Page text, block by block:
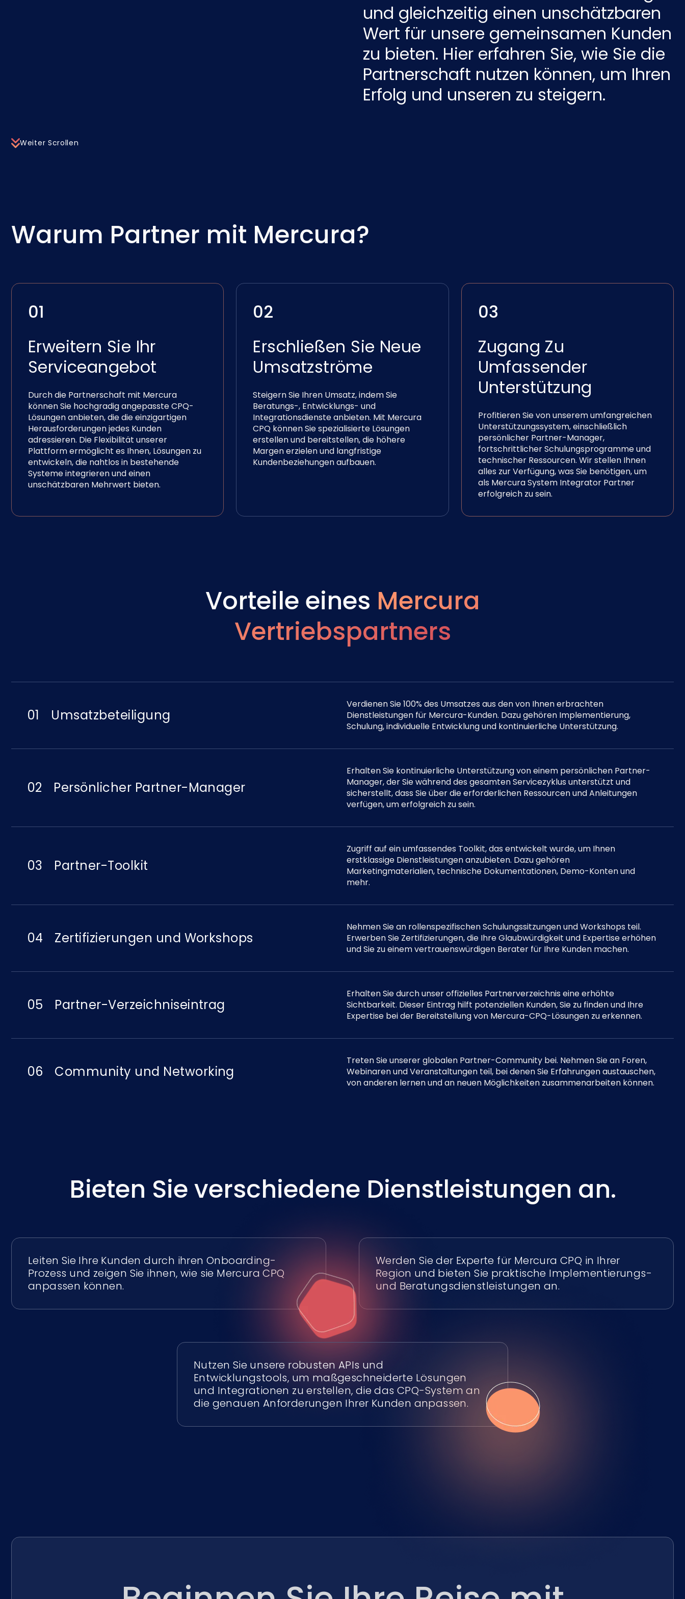
Nederlands
NL
und gleichzeitig einen unschätzbaren
Wert für unsere gemeinsamen Kunden
zu bieten. Hier erfahren Sie, wie Sie die
Partnerschaft nutzen können, um Ihren
Erfolg und unseren zu steigern.
Weiter Scrollen
Warum Partner mit Mercura?
01
Erweitern Sie Ihr
Serviceangebot
Durch die Partnerschaft mit Mercura
können Sie hochgradig angepasste CPQ-
Lösungen anbieten, die die einzigartigen
Herausforderungen jedes Kunden
adressieren. Die Flexibilität unserer
Plattform ermöglicht es Ihnen, Lösungen zu
entwickeln, die nahtlos in bestehende
Systeme integrieren und einen
unschätzbaren Mehrwert bieten.
02
Erschließen Sie Neue
Umsatzströme
Steigern Sie Ihren Umsatz, indem Sie
Beratungs-, Entwicklungs- und
Integrationsdienste anbieten. Mit Mercura
CPQ können Sie spezialisierte Lösungen
erstellen und bereitstellen, die höhere
Margen erzielen und langfristige
Kundenbeziehungen aufbauen.
03
Zugang Zu
Umfassender
Unterstützung
Profitieren Sie von unserem umfangreichen
Unterstützungssystem, einschließlich
persönlicher Partner-Manager,
fortschrittlicher Schulungsprogramme und
technischer Ressourcen. Wir stellen Ihnen
alles zur Verfügung, was Sie benötigen, um
als Mercura System Integrator Partner
erfolgreich zu sein.
Vorteile eines Mercura
Vertriebspartners
01 Umsatzbeteiligung
Verdienen Sie 100% des Umsatzes aus den von Ihnen erbrachten
Dienstleistungen für Mercura-Kunden. Dazu gehören Implementierung,
Schulung, individuelle Entwicklung und kontinuierliche Unterstützung.
02 Persönlicher Partner-Manager
Erhalten Sie kontinuierliche Unterstützung von einem persönlichen Partner-
Manager, der Sie während des gesamten Servicezyklus unterstützt und
sicherstellt, dass Sie über die erforderlichen Ressourcen und Anleitungen
verfügen, um erfolgreich zu sein.
03 Partner-Toolkit
Zugriff auf ein umfassendes Toolkit, das entwickelt wurde, um Ihnen
erstklassige Dienstleistungen anzubieten. Dazu gehören
Marketingmaterialien, technische Dokumentationen, Demo-Konten und
mehr.
04 Zertifizierungen und Workshops
Nehmen Sie an rollenspezifischen Schulungssitzungen und Workshops teil.
Erwerben Sie Zertifizierungen, die Ihre Glaubwürdigkeit und Expertise erhöhen
und Sie zu einem vertrauenswürdigen Berater für Ihre Kunden machen.
05 Partner-Verzeichniseintrag
Erhalten Sie durch unser offizielles Partnerverzeichnis eine erhöhte
Sichtbarkeit. Dieser Eintrag hilft potenziellen Kunden, Sie zu finden und Ihre
Expertise bei der Bereitstellung von Mercura-CPQ-Lösungen zu erkennen.
06 Community und Networking
Treten Sie unserer globalen Partner-Community bei. Nehmen Sie an Foren,
Webinaren und Veranstaltungen teil, bei denen Sie Erfahrungen austauschen,
von anderen lernen und an neuen Möglichkeiten zusammenarbeiten können.
Bieten Sie verschiedene Dienstleistungen an.
Leiten Sie Ihre Kunden durch ihren Onboarding-
Prozess und zeigen Sie ihnen, wie sie Mercura CPQ
anpassen können.
Werden Sie der Experte für Mercura CPQ in Ihrer
Region und bieten Sie praktische Implementierungs-
und Beratungsdienstleistungen an.
Nutzen Sie unsere robusten APIs und
Entwicklungstools, um maßgeschneiderte Lösungen
und Integrationen zu erstellen, die das CPQ-System an
die genauen Anforderungen Ihrer Kunden anpassen.